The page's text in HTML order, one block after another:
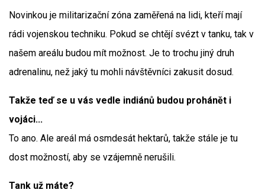
Novinkou je militarizační zóna zaměřená na lidi, kteří mají
rádi vojenskou techniku. Pokud se chtějí svézt v tanku, tak v
našem areálu budou mít možnost. Je to trochu jiný druh
adrenalinu, než jaký tu mohli návštěvníci zakusit dosud.
Takže teď se u vás vedle indiánů budou prohánět i
vojáci...
To ano. Ale areál má osmdesát hektarů, takže stále je tu
dost možností, aby se vzájemně nerušili.
Tank už máte?